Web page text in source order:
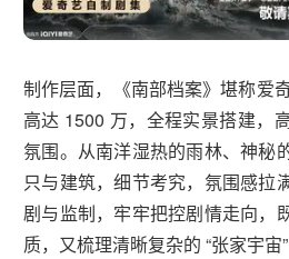
制作层面，《南部档案》堪称爱
高达 1500 万，全程实景搭建，
氛围。从南洋湿热的雨林、神秘
只与建筑，细节考究，氛围感拉
剧与监制，牢牢把控剧情走向，
质，又梳理清晰复杂的 “张家宇宙